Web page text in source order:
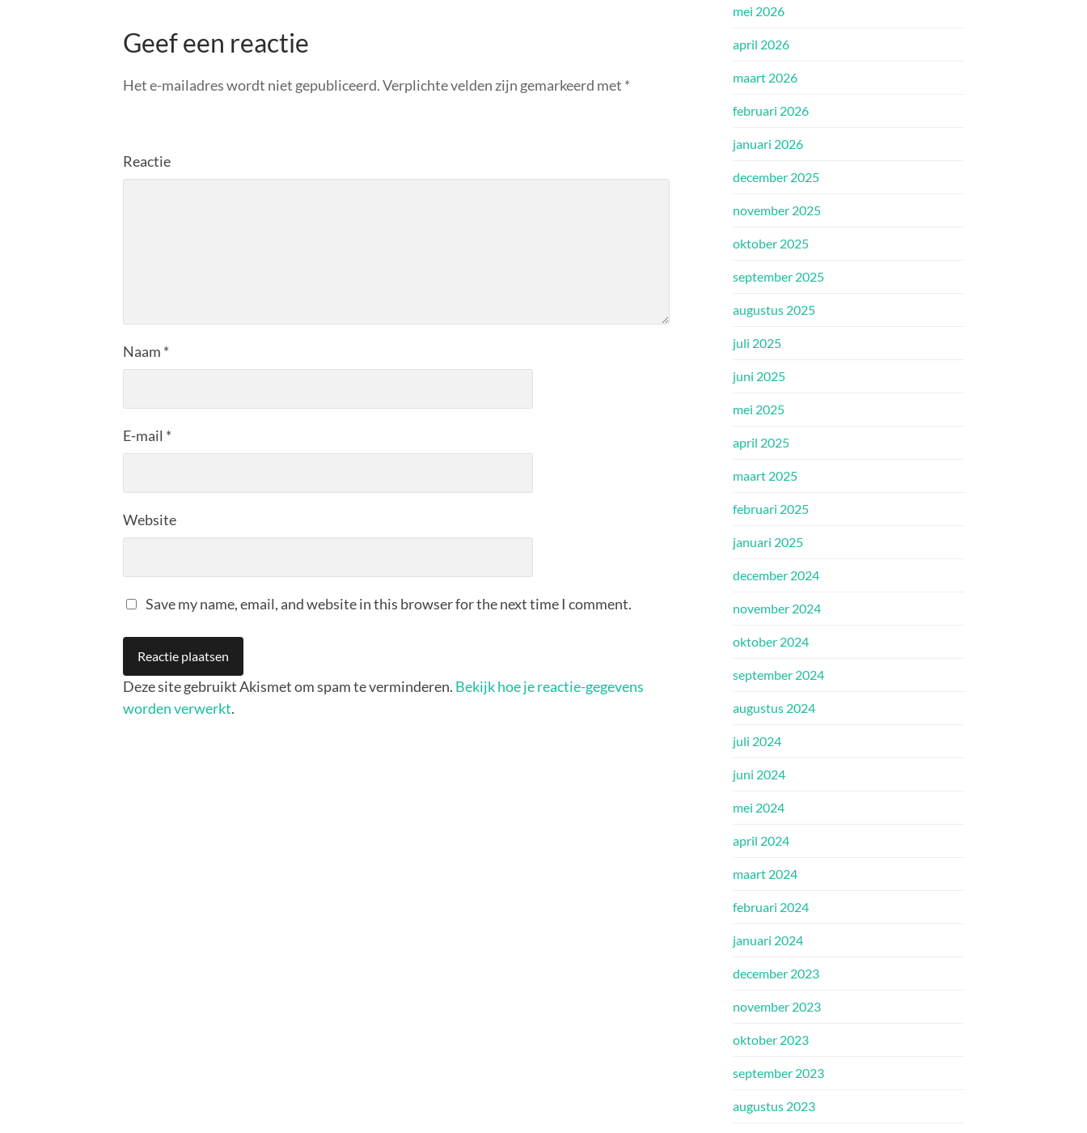
Geef een reactie
Het e-mailadres wordt niet gepubliceerd.Verplichte velden zijn gemarkeerd met *
Reactie
Naam *
E-mail *
Website
Save my name, email, and website in this browser for the next time I comment.
Deze site gebruikt Akismet om spam te verminderen. Bekijk hoe je reactie-gegevens
worden verwerkt.
mei 2026
april 2026
maart 2026
februari 2026
januari 2026
december 2025
november 2025
oktober 2025
september 2025
augustus 2025
juli 2025
juni 2025
mei 2025
april 2025
maart 2025
februari 2025
januari 2025
december 2024
november 2024
oktober 2024
september 2024
augustus 2024
juli 2024
juni 2024
mei 2024
april 2024
maart 2024
februari 2024
januari 2024
december 2023
november 2023
oktober 2023
september 2023
augustus 2023